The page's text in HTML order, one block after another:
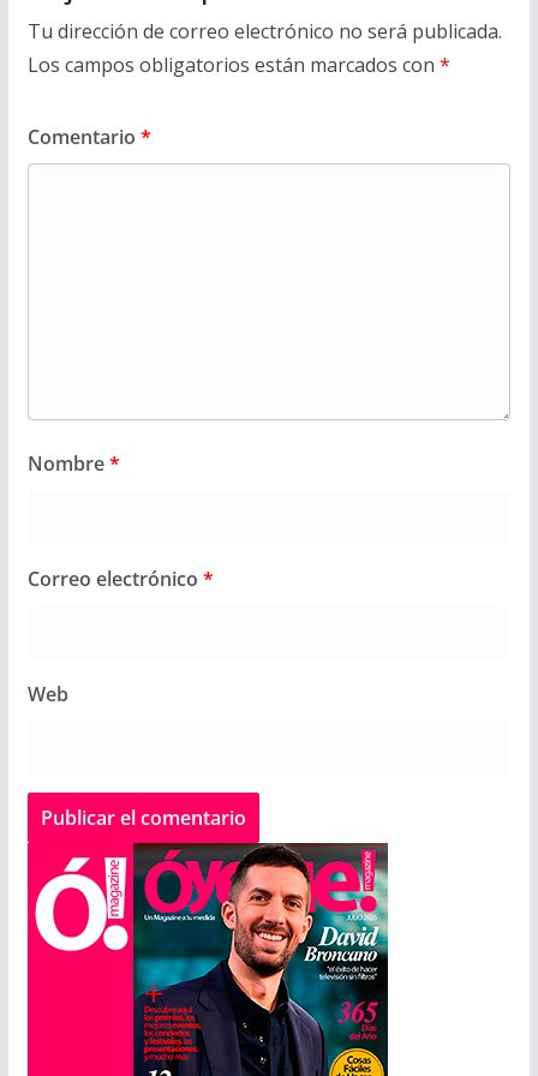
Tu dirección de correo electrónico no será publicada.
Los campos obligatorios están marcados con *
Comentario *
Nombre*
Correo electrónico *
Web